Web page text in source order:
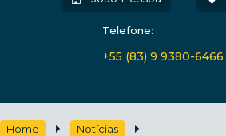
Telefone:
+55 (83) 9 9380-6466
Home
Notícias